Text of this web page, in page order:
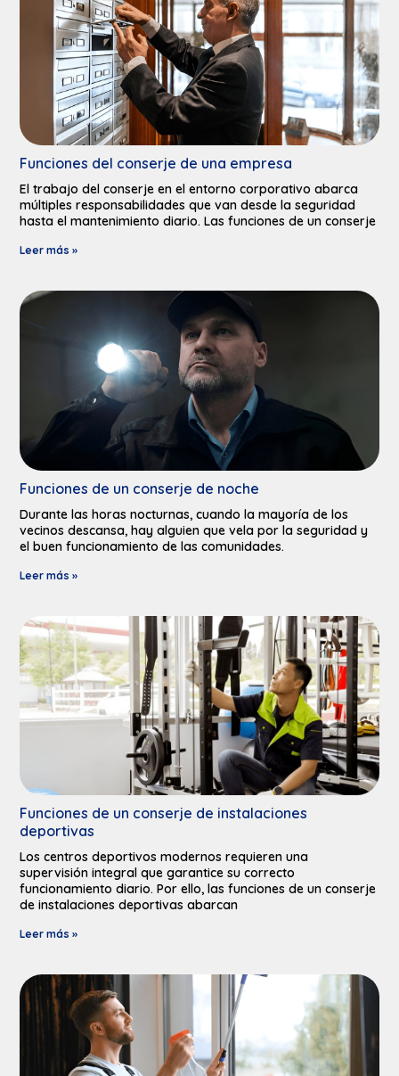
Funciones del conserje de una empresa
El trabajo del conserje en el entorno corporativo abarca
múltiples responsabilidades que van desde la seguridad
hasta el mantenimiento diario. Las funciones de un conserje
Leer más »
Funciones de un conserje de noche
Durante las horas nocturnas, cuando la mayoría de los
vecinos descansa, hay alguien que vela por la seguridad y
el buen funcionamiento de las comunidades.
Leer más »
Funciones de un conserje de instalaciones
deportivas​
Los centros deportivos modernos requieren una
supervisión integral que garantice su correcto
funcionamiento diario. Por ello, las funciones de un conserje
de instalaciones deportivas abarcan
Leer más »